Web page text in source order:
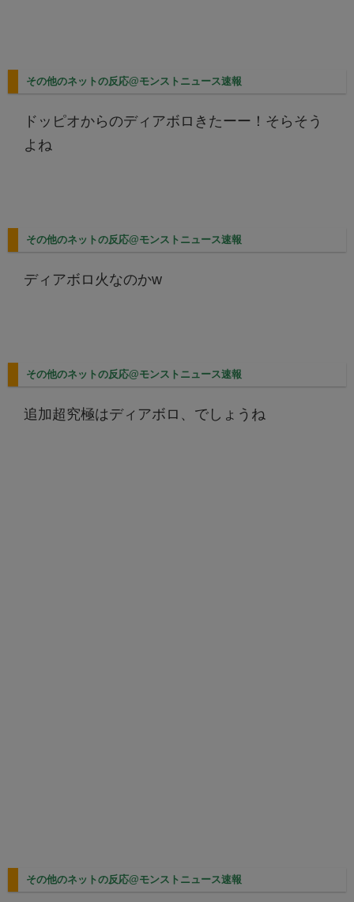
その他のネットの反応@モンストニュース速報
ドッピオからのディアボロきたーー！そらそう
よね
その他のネットの反応@モンストニュース速報
ディアボロ火なのかw
その他のネットの反応@モンストニュース速報
追加超究極はディアボロ、でしょうね
その他のネットの反応@モンストニュース速報